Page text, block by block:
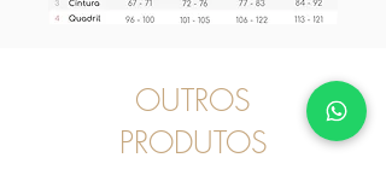
OUTROS
PRODUTOS